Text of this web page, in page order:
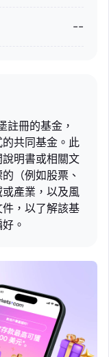
--
註冊的基金，
共同基金。此
明書或相關文
（例如股票、
產業，以及風
，以了解該基
。